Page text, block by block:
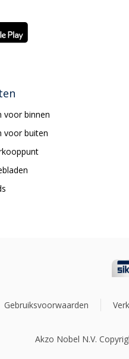
voor binnen
voor buiten
Gebruiksvoorwaarden
Akzo Nobel N.V.